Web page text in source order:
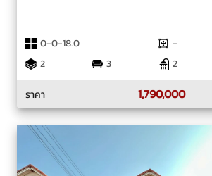
0-0-18.0
-
2
3 2
ราคา
1,790,000